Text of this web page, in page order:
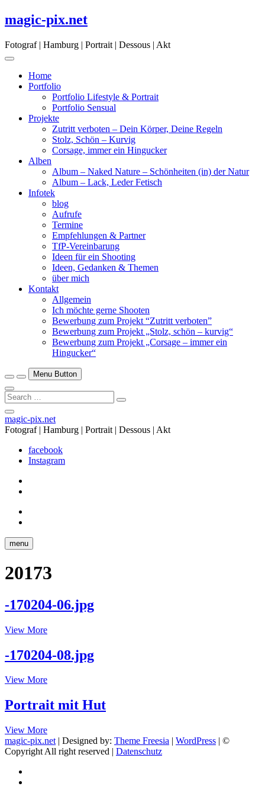
Skip
to
magic-pix.net
Fotograf | Hamburg | Portrait | Dessous | Akt
Home
Portfolio
Portfolio Lifestyle & Portrait
Portfolio Sensual
Projekte
Zutritt verboten – Dein Körper, Deine Regeln
Stolz, Schön – Kurvig
Corsage, immer ein Hingucker
Alben
Album – Naked Nature – Schönheiten (in) der Natur
Album – Lack, Leder Fetisch
Infotek
blog
Aufrufe
Termine
Empfehlungen & Partner
TfP-Vereinbarung
Ideen für ein Shooting
Ideen, Gedanken & Themen
über mich
Kontakt
Allgemein
Ich möchte gerne Shooten
Bewerbung zum Projekt “Zutritt verboten”
Bewerbung zum Projekt „Stolz, schön – kurvig“
Bewerbung zum Projekt „Corsage – immer ein
Hingucker“
Menu Button
Search
…
Close
Side
Menu
magic-pix.net
Fotograf | Hamburg | Portrait | Dessous | Akt
facebook
Instagram
menu
20173
-170204-06.jpg
View More-170204-
-170204-08.jpg
View More-170204-
Portrait mit Hut
View MorePortrait
mit
Hut
magic-pix.net | Designed by: Theme Freesia | WordPress | ©
Copyright All right reserved | Datenschutz